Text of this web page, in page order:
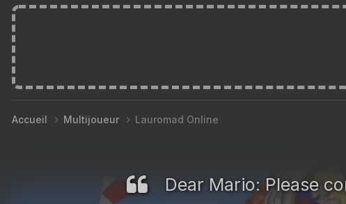
Accueil Multijoueur Lauromad Online
Dear Mario: Please